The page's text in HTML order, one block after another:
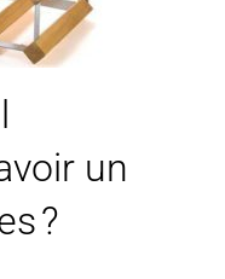
un
?